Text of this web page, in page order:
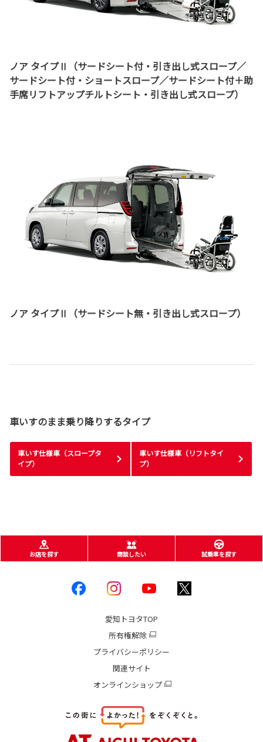
ノア タイプⅡ（サードシート付・引き出し式スロープ／
サードシート付・ショートスロープ／サードシート付＋助
手席リフトアップチルトシート・引き出し式スロープ）
ノア タイプⅡ（サードシート無・引き出し式スロープ）
車いすのまま乗り降りするタイプ
車いす仕様車（スロープタ
イプ）
車いす仕様車（リフトタイ
プ）
お店を探す 商談したい 試乗車を探す
愛知トヨタTOP
所有権解除
プライバシーポリシー
関連サイト
オンラインショップ